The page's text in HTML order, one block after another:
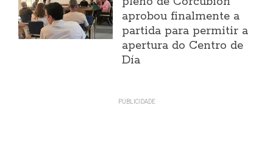
aprobou finalmente a
partida para permitir a
apertura do Centro de
Día